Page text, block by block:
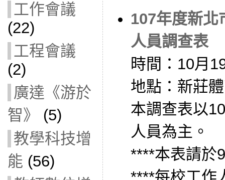
工作會議
(22)
工程會議
(2)
廣達《游於
智》
(5)
教學科技增
能 (56)
107年度新北
人員調查表
時間：10月
地點：新莊
本調查表以
人員為主。
****本表請於